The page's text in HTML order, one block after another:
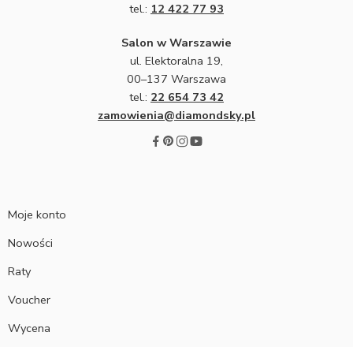
tel.: 12 422 77 93
Salon w Warszawie
ul. Elektoralna 19,
00–137 Warszawa
tel.: 22 654 73 42
zamowienia@diamondsky.pl
Moje konto
Nowości
Raty
Voucher
Wycena